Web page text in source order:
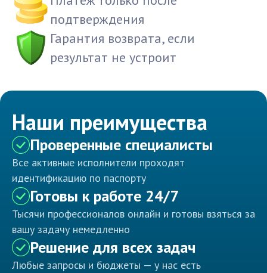
подтверждения
Гарантия возврата, если
результат не устроит
Наши преимущества
Проверенные специалисты
Все активные исполнители проходят
идентификацию по паспорту
Готовы к работе 24/7
Тысячи профессионалов онлайн и готовы взяться за
вашу задачу немедленно
Решение для всех задач
Любые запросы и бюджеты — у нас есть